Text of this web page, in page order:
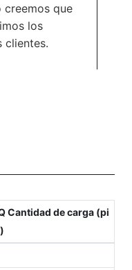
que
los
clientes.
Cantidad de carga (pi